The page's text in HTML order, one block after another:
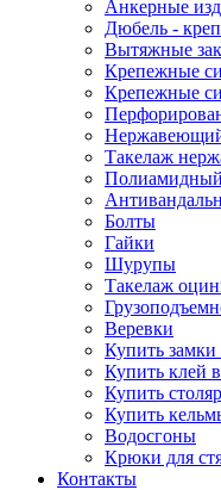
Анкерные
Дюбель -
Вытяжные
Крепежные
Крепежные
Такелаж
Болты
Гайки
Шурупы
Такелаж
Веревки
Купить
Купить клей
Купить
Купить
Водосгоны
Крюки для
Контакты